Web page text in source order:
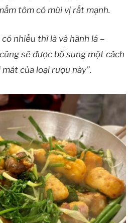
tôm có mùi vị rất mạnh.
có nhiều thì là và hành lá –
sẽ được bổ sung một cách
của loại rượu này”.